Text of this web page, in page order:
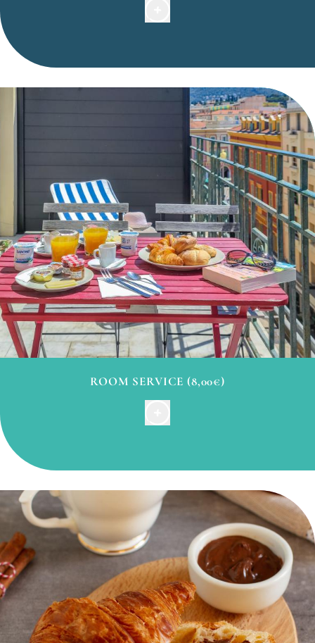
charcuterie, fromage et tapenades locales est
miel, yaourts et jus de fruits bio. Nous disposons
d’options sans gluten et de lait végétal.
ROOM SERVICE (8,00€)
Savourez un petit-déjeuner tranquille dans le confort
accompagnés de beurre, de confiture et de Nutella.